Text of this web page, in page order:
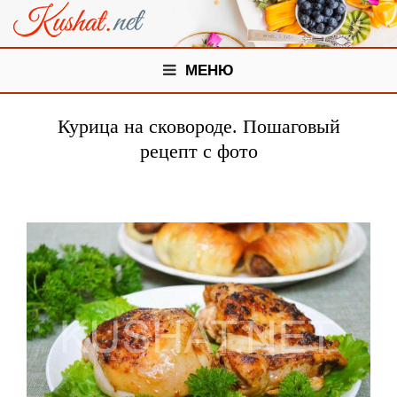
МЕНЮ
Курица на сковороде. Пошаговый
рецепт с фото